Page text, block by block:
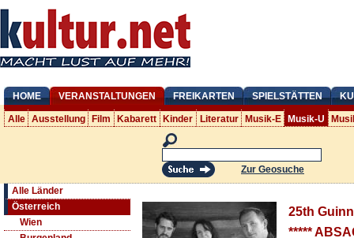
HOME VERANSTALTUNGEN FREIKARTEN SPIELSTÄTTEN
Alle Ausstellung Film Kabarett Kinder Literatur Musik-E Musik-U
Zur Geosuche
Alle Länder
Österreich
Wien
25th
*****